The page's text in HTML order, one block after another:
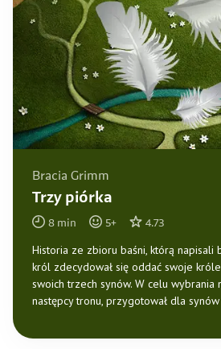
Bracia Grimm
Trzy piórka
8 min 5+ 4.73
Historia ze zbioru baśni, którą napisali
król zdecydował się oddać swoje
swoich trzech synów. W celu
następcy tronu, przygotował dla